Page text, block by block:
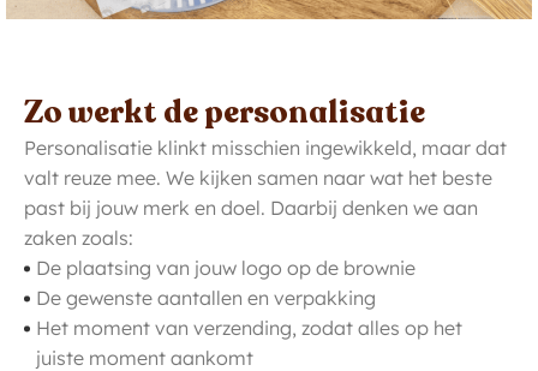
Zo werkt de personalisatie
Personalisatie klinkt misschien ingewikkeld, maar dat
valt reuze mee. We kijken samen naar wat het beste
past bij jouw merk en doel. Daarbij denken we aan
zaken zoals:
De plaatsing van jouw logo op de brownie
De gewenste aantallen en verpakking
Het moment van verzending, zodat alles op het
juiste moment aankomt